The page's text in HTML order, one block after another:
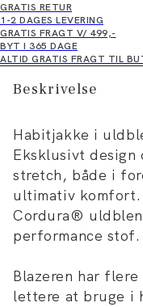
GRATIS RETUR
1-2 DAGES LEVERING
GRATIS FRAGT V/ 499,-
BYT I 365 DAGE
ALTID GRATIS FRAGT TIL
Beskrivelse
Habitjakke i
Eksklusivt design
stretch, både i
ultimativ
Cordura®
performance
Blazeren har
lettere at bruge i